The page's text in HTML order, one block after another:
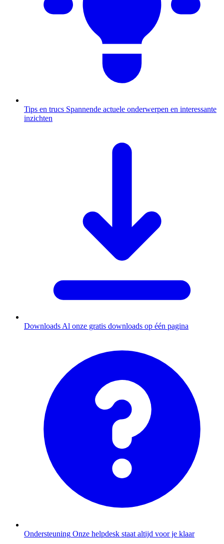
Tips en trucs Spannende actuele onderwerpen en interessante
inzichten
Downloads Al onze gratis downloads op één pagina
Ondersteuning Onze helpdesk staat altijd voor je klaar